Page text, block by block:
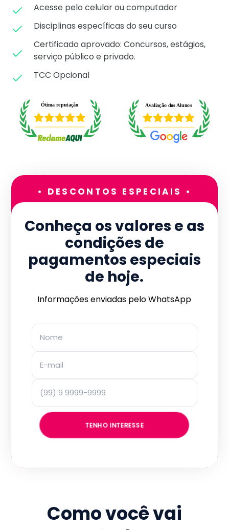
Acesse pelo celular ou computador
Disciplinas específicas do seu curso
Certificado aprovado: Concursos, estágios,
serviço público e privado.
TCC Opcional
• DESCONTOS ESPECIAIS •
Conheça os valores e as
condições de
pagamentos especiais
de hoje.
Informações enviadas pelo WhatsApp
TENHO INTERESSE
Como você vai